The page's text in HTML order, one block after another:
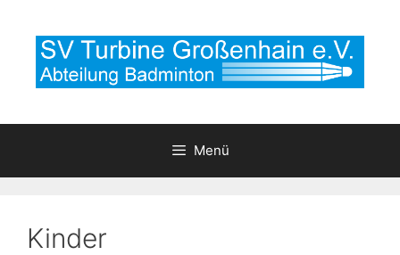
Inhalt
springen
Menü
Kinder